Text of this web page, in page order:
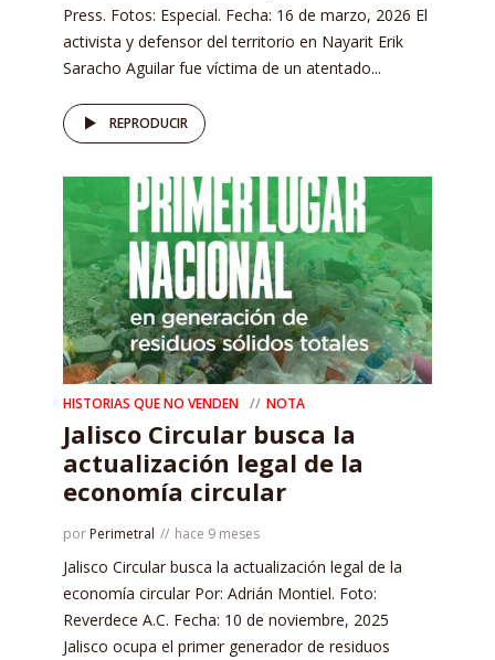
Press. Fotos: Especial. Fecha: 16 de marzo, 2026 El
activista y defensor del territorio en Nayarit Erik
Saracho Aguilar fue víctima de un atentado...
REPRODUCIR
HISTORIAS QUE NO VENDEN NOTA
Jalisco Circular busca la
actualización legal de la
economía circular
por Perimetral hace 9 meses
Jalisco Circular busca la actualización legal de la
economía circular Por: Adrián Montiel. Foto:
Reverdece A.C. Fecha: 10 de noviembre, 2025
Jalisco ocupa el primer generador de residuos